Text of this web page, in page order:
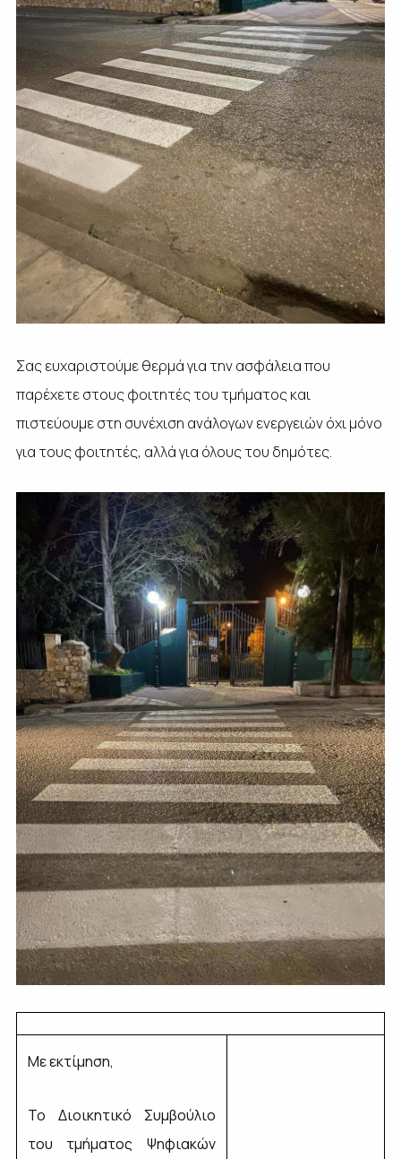
Σας ευχαριστούμε θερμά για την ασφάλεια που
παρέχετε στους φοιτητές του τμήματος και
πιστεύουμε στη συνέχιση ανάλογων ενεργειών όχι μόνο
για τους φοιτητές, αλλά για όλους του δημότες.
Με εκτίμηση,
Το Διοικητικό Συμβούλιο
του τμήματος Ψηφιακών